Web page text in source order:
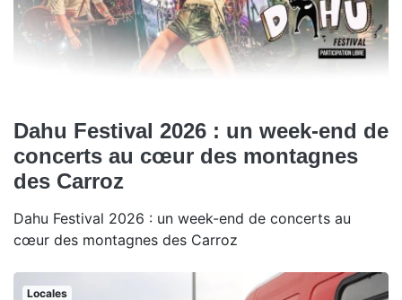
Dahu Festival 2026 : un week-end de
concerts au cœur des montagnes
des Carroz
Dahu Festival 2026 : un week-end de concerts au
cœur des montagnes des Carroz
Locales